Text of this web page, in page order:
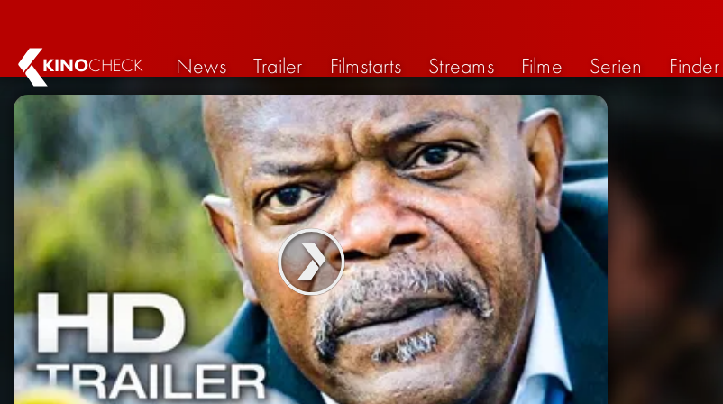
KINOCHECK News Trailer Filmstarts Streams Filme Serien Finder